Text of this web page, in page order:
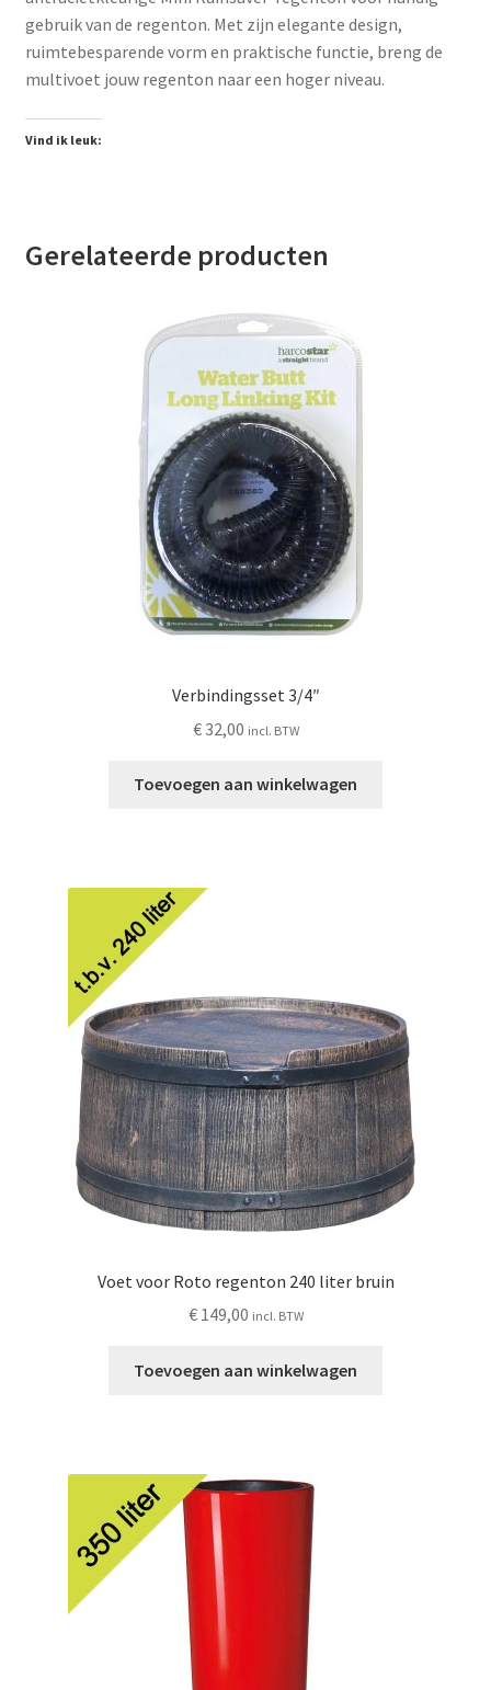
gebruik van de regenton. Met zijn elegante design,
ruimtebesparende vorm en praktische functie, breng de
multivoet jouw regenton naar een hoger niveau.
Vind ik leuk:
Gerelateerde producten
Verbindingsset 3/4″
€32,00 incl. BTW
Toevoegen aan winkelwagen
Voet voor Roto regenton 240 liter bruin
€149,00 incl. BTW
Toevoegen aan winkelwagen